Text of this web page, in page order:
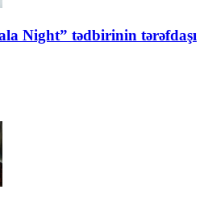
Night” tədbirinin tərəfdaşı